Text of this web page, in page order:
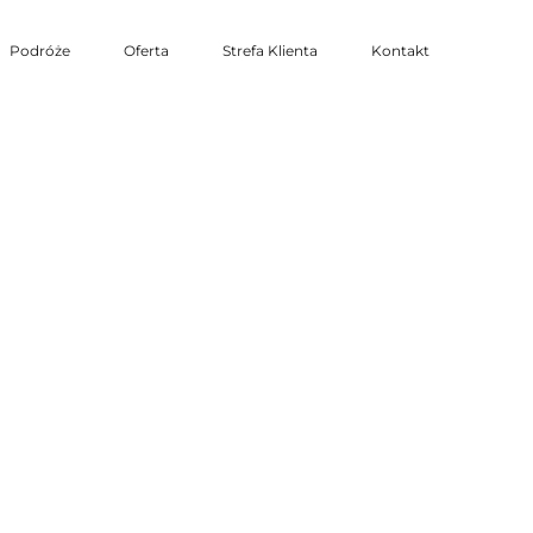
Podróże Oferta Strefa Klienta Kontakt